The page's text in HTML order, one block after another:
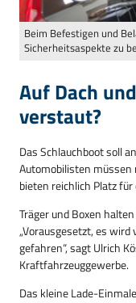
Beim Befestigen und
Sicherheitsaspekte zu
Auf Dach
verstaut?
Das Schlauchboot soll
Automobilisten
bieten reichlich Platz
Träger und Boxen
„Vorausgesetzt, es
gefahren“, sagt Ulrich
Kraftfahrzeuggewerbe.
Das kleine Lade-